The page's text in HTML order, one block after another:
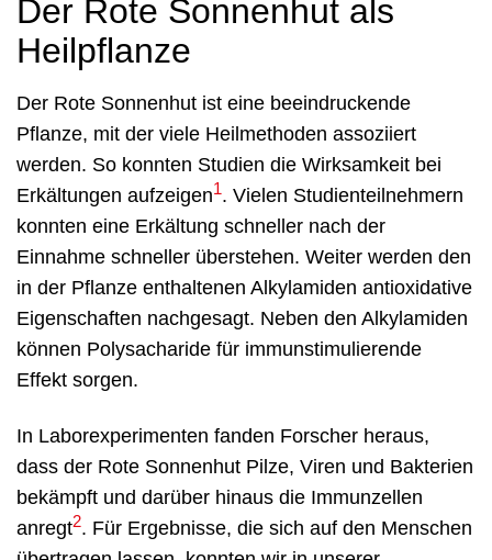
Der Rote Sonnenhut als
Heilpflanze
Der Rote Sonnenhut ist eine beeindruckende
Pflanze, mit der viele Heilmethoden assoziiert
werden. So konnten Studien die Wirksamkeit bei
Erkältungen aufzeigen1. Vielen Studienteilnehmern
konnten eine Erkältung schneller nach der
Einnahme schneller überstehen. Weiter werden den
in der Pflanze enthaltenen Alkylamiden antioxidative
Eigenschaften nachgesagt. Neben den Alkylamiden
können Polysacharide für immunstimulierende
Effekt sorgen.
In Laborexperimenten fanden Forscher heraus,
dass der Rote Sonnenhut Pilze, Viren und Bakterien
bekämpft und darüber hinaus die Immunzellen
anregt2. Für Ergebnisse, die sich auf den Menschen